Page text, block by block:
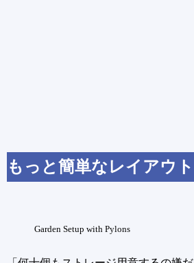
もっと簡単なレイアウト
Garden Setup with Pylons